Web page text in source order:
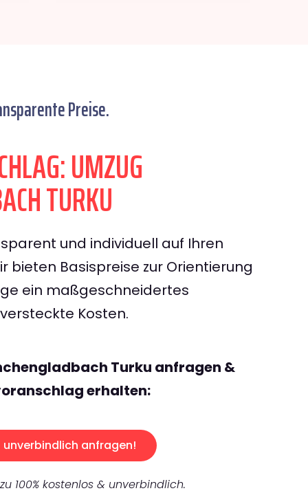
Preise.
UMZUG
TURKU
und individuell auf Ihren
bieten Basispreise zur Orientierung
ein maßgeschneidertes
Kosten.
Turku anfragen &
erhalten:
unverbindlich anfragen!
100% kostenlos & unverbindlich.